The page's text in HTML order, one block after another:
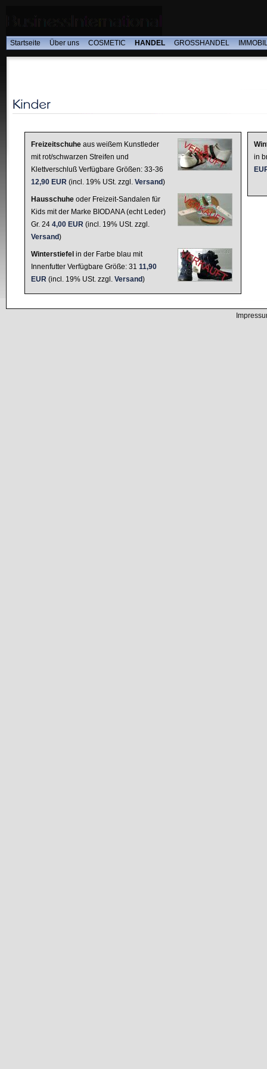
Startseite Über uns COSMETIC HANDEL GROSSHANDEL
Freizeitschuhe aus weißem Kunstleder
mit rot/schwarzen Streifen und
Klettverschluß Verfügbare Größen: 33-36
12,90 EUR (incl. 19% USt. zzgl. Versand)
Hausschuhe oder Freizeit-Sandalen für
Kids mit der Marke BIODANA (echt Leder)
Gr. 24 4,00 EUR (incl. 19% USt. zzgl.
Versand)
Winterstiefel in der Farbe blau mit
Innenfutter Verfügbare Größe: 31 11,90
EUR (incl. 19% USt. zzgl. Versand)
in